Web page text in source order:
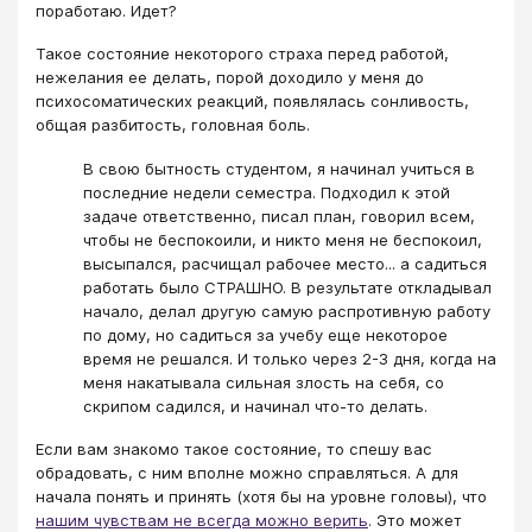
поработаю. Идет?
Такое состояние некоторого страха перед работой,
нежелания ее делать, порой доходило у меня до
психосоматических реакций, появлялась сонливость,
общая разбитость, головная боль.
В свою бытность студентом, я начинал учиться в
последние недели семестра. Подходил к этой
задаче ответственно, писал план, говорил всем,
чтобы не беспокоили, и никто меня не беспокоил,
высыпался, расчищал рабочее место... а садиться
работать было СТРАШНО. В результате откладывал
начало, делал другую самую распротивную работу
по дому, но садиться за учебу еще некоторое
время не решался. И только через 2-3 дня, когда на
меня накатывала сильная злость на себя, со
скрипом садился, и начинал что-то делать.
Если вам знакомо такое состояние, то спешу вас
обрадовать, с ним вполне можно справляться. А для
начала понять и принять (хотя бы на уровне головы), что
нашим чувствам не всегда можно верить. Это может